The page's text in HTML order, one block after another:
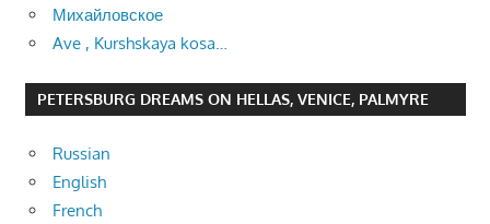
Михайловское
Ave , Kurshskaya kosa…
PETERSBURG DREAMS ON HELLAS, VENICE, PALMYRE
Russian
English
French